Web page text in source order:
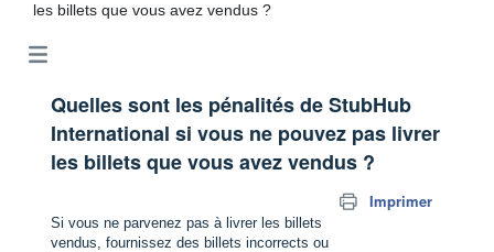
les billets que vous avez vendus ?
Quelles sont les pénalités de StubHub
International si vous ne pouvez pas livrer
les billets que vous avez vendus ?
Imprimer
Si vous ne parvenez pas à livrer les billets
vendus, fournissez des billets incorrects ou